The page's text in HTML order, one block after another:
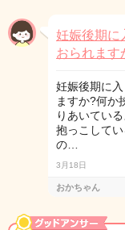
妊娠後期に
おられま
妊娠後期に
ますか?何か
りあいてい
抱っこして
の…
3月18日
おかちゃん